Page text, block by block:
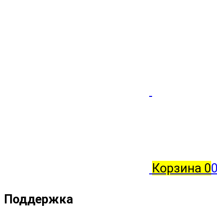
Корзина 0
Поддержка